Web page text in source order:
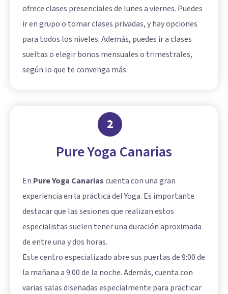
ofrece clases presenciales de lunes a viernes. Puedes
ir en grupo o tomar clases privadas, y hay opciones
para todos los niveles. Además, puedes ir a clases
sueltas o elegir bonos mensuales o trimestrales,
según lo que te convenga más.
2
Pure Yoga Canarias
En Pure Yoga Canariascuenta con una gran
experiencia en la práctica del Yoga. Es importante
destacar que las sesiones que realizan estos
especialistas suelen tener una duración aproximada
de entre una y dos horas.
Este centro especializado abre sus puertas de 9:00 de
la mañana a 9:00 de la noche. Además, cuenta con
varias salas diseñadas especialmente para practicar